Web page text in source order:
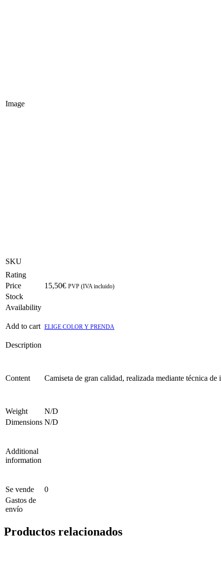
Image
SKU
Rating
Price
15,50€ PVP (IVA incluido)
Stock
Availability
Add to cart ELIGE COLOR Y PRENDA
Description
Content Camiseta de gran calidad, realizada mediante técnica de
Weight
N/D
Dimensions N/D
Additional
information
Se vende
0
Gastos de
envío
Productos relacionados